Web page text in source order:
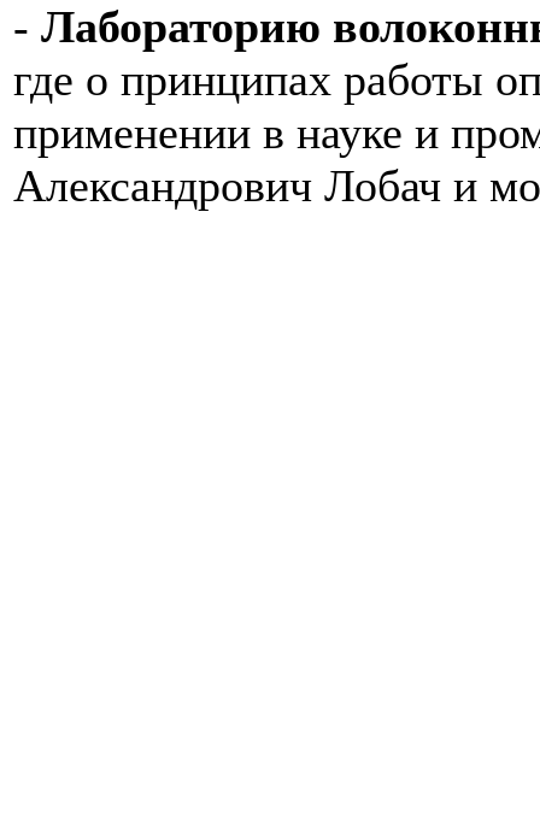
- Лабораторию
где о принципах работы
применении в науке и
Александрович Лобач и